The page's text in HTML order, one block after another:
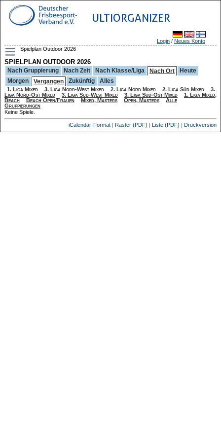
ULTIORGANIZER
Login / Neues Konto
Spielplan Outdoor 2026
SPIELPLAN OUTDOOR 2026
Nach Gruppierung Nach Zeit Nach Klasse/Liga Nach Ort
Heute
Morgen
Vergangen Zukünftig Alles
1. Liga Mixed 3. Liga Nord-West Mixed 2. Liga Nord Mixed 2. Liga Süd Mixed
3.
Liga Nord-Ost Mixed
3. Liga Süd-West Mixed 3. Liga Süd-Ost Mixed
1. Liga Mixed,
Beach
Beach Open/Frauen Mixed, Masters Open, Masters
Alle
Gruppierungen
Keine Spiele.
iCalendar-Format | Raster (PDF) | Liste (PDF) | Druckversion